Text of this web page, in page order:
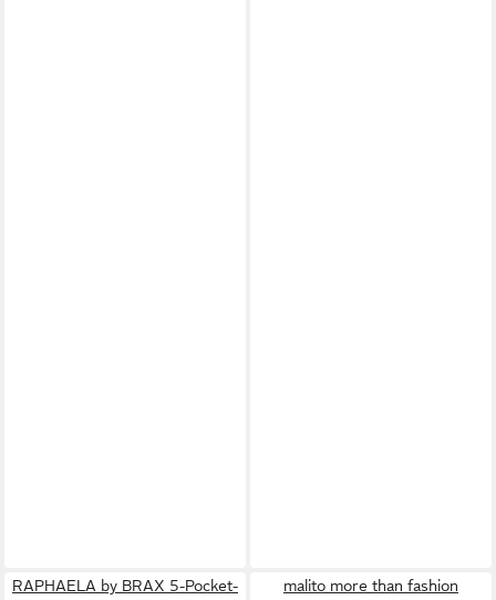
RAPHAELA by BRAX 5-Pocket-
malito more than fashion